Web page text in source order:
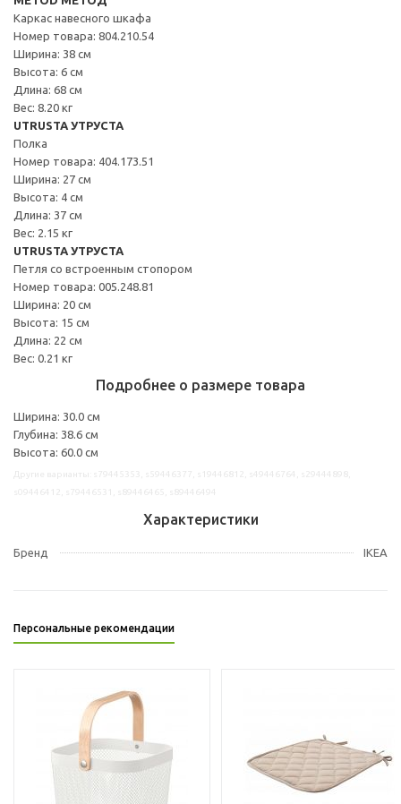
Каркас навесного шкафа
Номер товара: 804.210.54
Ширина: 38 см
Высота: 6 см
Длина: 68 см
Вес: 8.20 кг
UTRUSTA УТРУСТА
Полка
Номер товара: 404.173.51
Ширина: 27 см
Высота: 4 см
Длина: 37 см
Вес: 2.15 кг
UTRUSTA УТРУСТА
Петля со встроенным стопором
Номер товара: 005.248.81
Ширина: 20 см
Высота: 15 см
Длина: 22 см
Вес: 0.21 кг
Подробнее о размере товара
Ширина: 30.0 см
Глубина: 38.6 см
Высота: 60.0 см
Характеристики
Бренд IKEA
Персональные рекомендации